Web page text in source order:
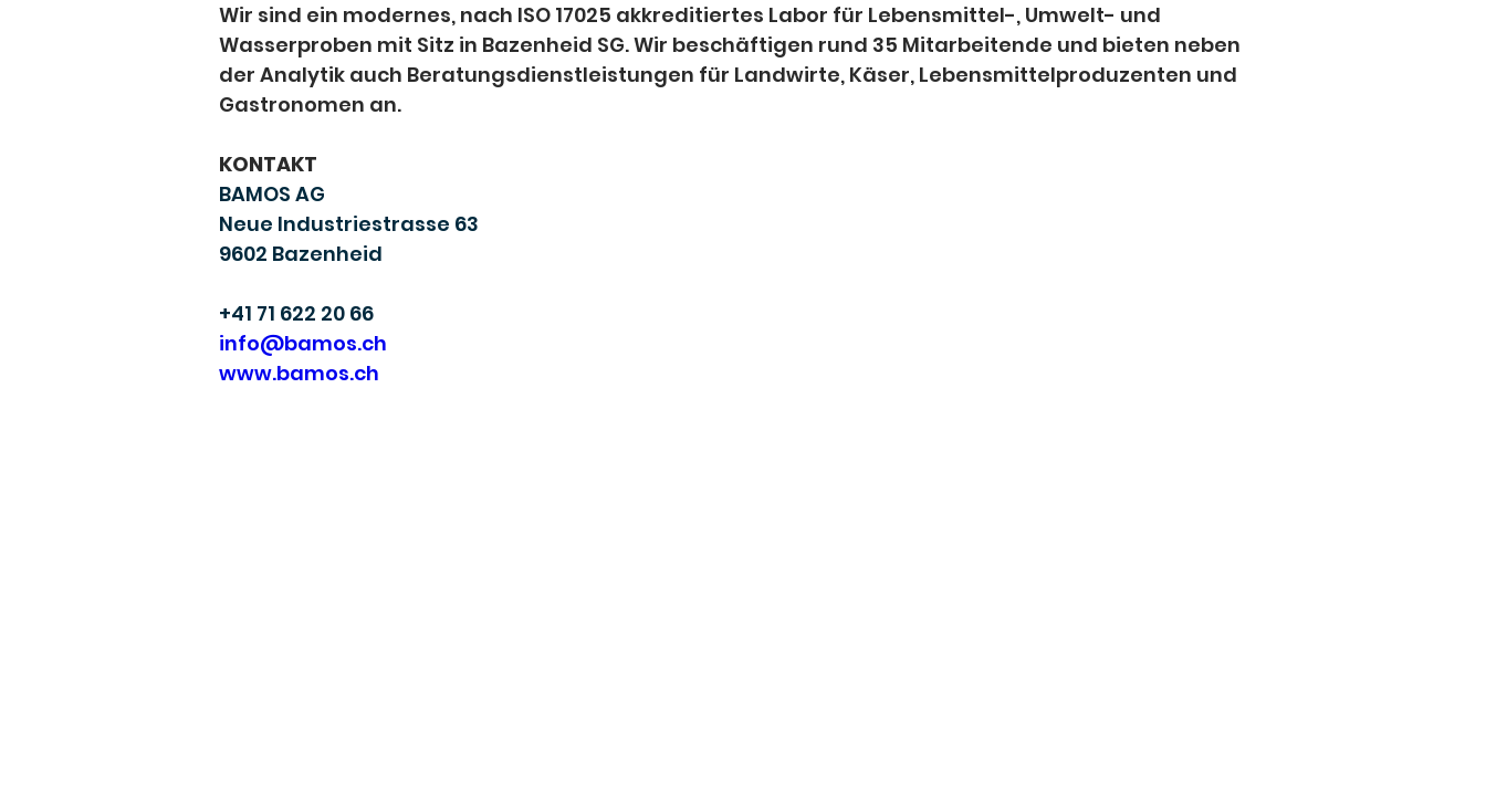
Wir sind ein modernes, nach ISO 17025 akkreditiertes Labor für Lebensmittel-, Umwelt- und
Wasserproben mit Sitz in Bazenheid SG. Wir beschäftigen rund 35 Mitarbeitende und bieten neben
der Analytik auch Beratungsdienstleistungen für Landwirte, Käser, Lebensmittelproduzenten und
Gastronomen an.
KONTAKT
BAMOS AG
Neue Industriestrasse 63
9602 Bazenheid
+41 71 622 20 66
info@bamos.ch
www.bamos.ch